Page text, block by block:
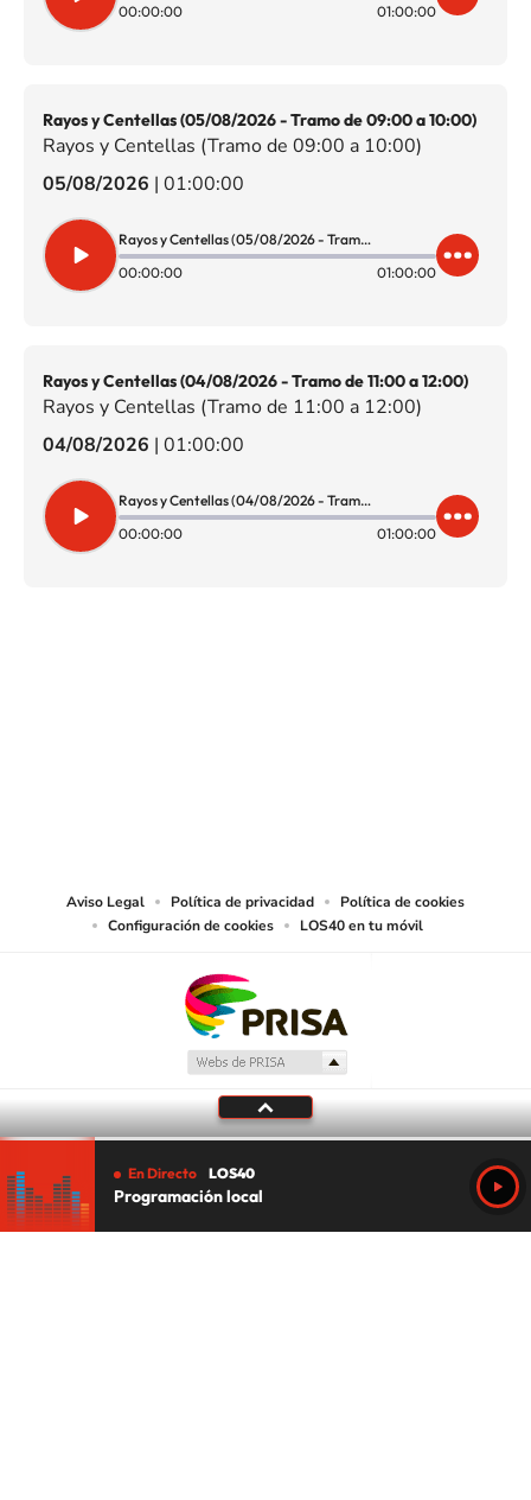
00:00:00
01:00:00
Rayos y Centellas (05/08/2026 - Tramo de 09:00 a 10:00)
Rayos y Centellas (Tramo de 09:00 a 10:00)
05/08/2026 | 01:00:00
Rayos y Centellas (05/08/2026 - Tramo de 09:00 a 10:00)
00:00:00
01:00:00
Rayos y Centellas (04/08/2026 - Tramo de 11:00 a 12:00)
Rayos y Centellas (Tramo de 11:00 a 12:00)
04/08/2026 | 01:00:00
Rayos y Centellas (04/08/2026 - Tramo de 11:00 a 12:00)
00:00:00
01:00:00
Aviso Legal Política de privacidad
Política de cookies
Configuración de cookies
LOS40 en tu móvil
En Directo LOS40
Programación local